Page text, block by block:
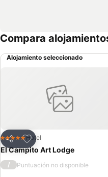
Compara
Alojamiento seleccionado
Compartir
Agregar a favoritos
5 EstrellasHotel
El Campito Art Lodge
/ Puntuación no disponible